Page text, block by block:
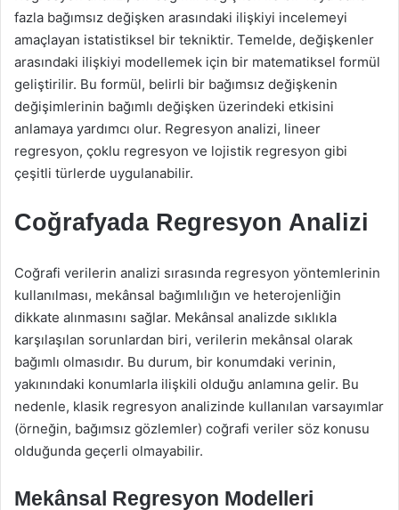
fazla bağımsız değişken arasındaki ilişkiyi incelemeyi
amaçlayan istatistiksel bir tekniktir. Temelde, değişkenler
arasındaki ilişkiyi modellemek için bir matematiksel formül
geliştirilir. Bu formül, belirli bir bağımsız değişkenin
değişimlerinin bağımlı değişken üzerindeki etkisini
anlamaya yardımcı olur. Regresyon analizi, lineer
regresyon, çoklu regresyon ve lojistik regresyon gibi
çeşitli türlerde uygulanabilir.
Coğrafyada Regresyon Analizi
Coğrafi verilerin analizi sırasında regresyon yöntemlerinin
kullanılması, mekânsal bağımlılığın ve heterojenliğin
dikkate alınmasını sağlar. Mekânsal analizde sıklıkla
karşılaşılan sorunlardan biri, verilerin mekânsal olarak
bağımlı olmasıdır. Bu durum, bir konumdaki verinin,
yakınındaki konumlarla ilişkili olduğu anlamına gelir. Bu
nedenle, klasik regresyon analizinde kullanılan varsayımlar
(örneğin, bağımsız gözlemler) coğrafi veriler söz konusu
olduğunda geçerli olmayabilir.
Mekânsal Regresyon Modelleri